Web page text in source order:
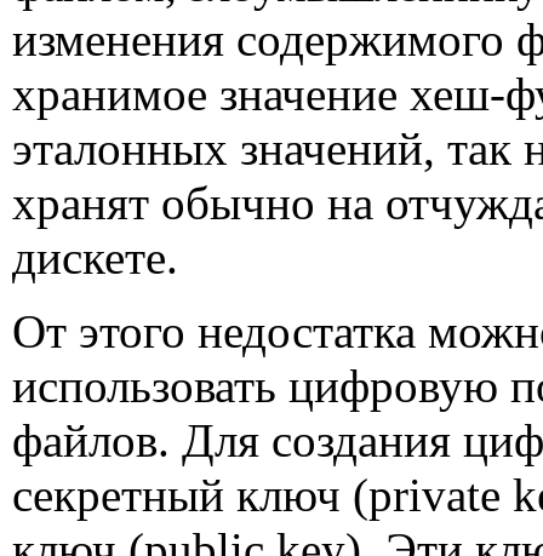
изменения содержимого
хранимое значение хеш-
эталонных значений, так
хранят обычно на
дискете.
От этого недостатка
использовать цифровую
файлов. Для создания
секретный ключ (private